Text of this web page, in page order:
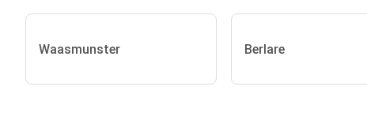
Waasmunster Berlare